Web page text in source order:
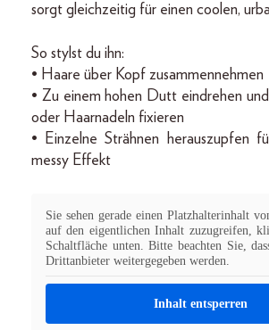
sorgt gleichzeitig für einen coolen,
So stylst du ihn:
• Haare über Kopf zusammennehmen
• Zu einem hohen Dutt eindrehen
oder Haarnadeln fixieren
• Einzelne Strähnen herauszupfen
messy Effekt
Sie sehen gerade einen Platzhalterinhalt
auf den eigentlichen Inhalt zuzugreifen,
Schaltfläche unten. Bitte beachten Sie,
Drittanbieter weitergegeben werden.
Inhalt entsperren